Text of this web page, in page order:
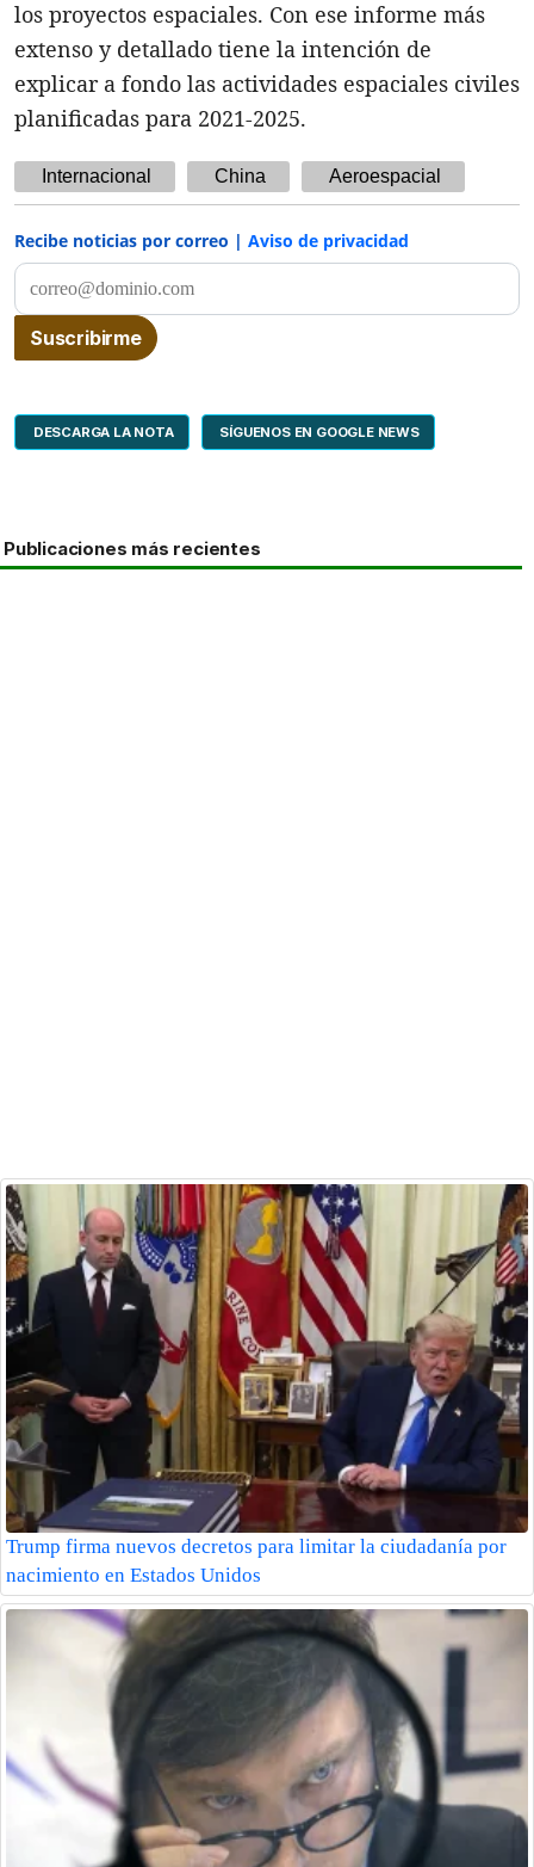
los proyectos espaciales. Con ese informe más
extenso y detallado tiene la intención de
explicar a fondo las actividades espaciales civiles
planificadas para 2021-2025.
Internacional China Aeroespacial
Recibe noticias por correo | Aviso de privacidad
DESCARGA LA NOTA SÍGUENOS EN GOOGLE NEWS
Publicaciones más recientes
Trump firma nuevos decretos para limitar la ciudadanía por
nacimiento en Estados Unidos